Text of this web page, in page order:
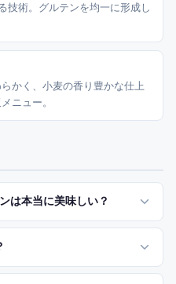
技術。グルテンを均一に形成し
かく、小麦の香り豊かな仕上
ニュー。
は本当に美味しい？